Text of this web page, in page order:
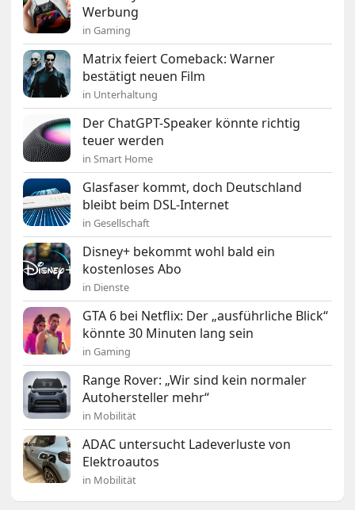
Werbung
in Gaming
Matrix feiert Comeback: Warner
bestätigt neuen Film
in Unterhaltung
Der ChatGPT-Speaker könnte richtig
teuer werden
in Smart Home
Glasfaser kommt, doch Deutschland
bleibt beim DSL-Internet
in Gesellschaft
Disney+ bekommt wohl bald ein
kostenloses Abo
in Dienste
GTA 6 bei Netflix: Der „ausführliche Blick“
könnte 30 Minuten lang sein
in Gaming
Range Rover: „Wir sind kein normaler
Autohersteller mehr“
in Mobilität
ADAC untersucht Ladeverluste von
Elektroautos
in Mobilität